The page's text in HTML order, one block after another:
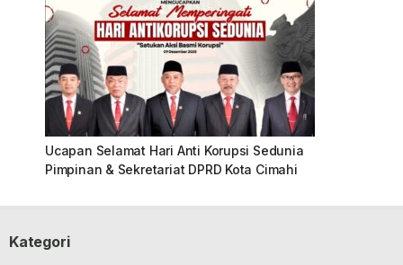
Ucapan Selamat Hari Anti Korupsi Sedunia
Pimpinan & Sekretariat DPRD Kota Cimahi
Kategori